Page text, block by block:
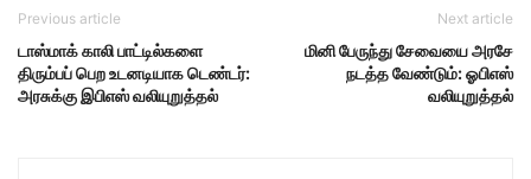
Previous article
டாஸ்மாக் காலி பாட்டில்களை
திரும்பப் பெற உடனடியாக டெண்டர்:
அரசுக்கு இபிஎஸ் வலியுறுத்தல்
Next article
மினி பேருந்து சேவையை அரசே
நடத்த வேண்டும்: ஓபிஎஸ்
வலியுறுத்தல்